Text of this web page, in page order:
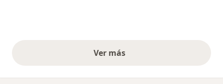
Ver másopiniones anteriores